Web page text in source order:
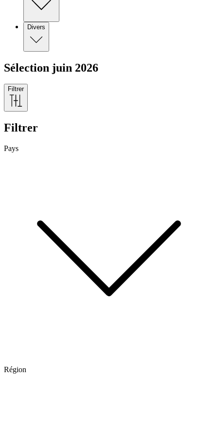
Divers
Sélection juin 2026
Filtrer
Filtrer
Pays
Région